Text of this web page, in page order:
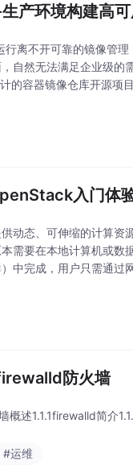
产环境构建高
行离不开可靠的镜像管
自然无法满足企业级
的容器镜像仓库开源项
入门体
动态、可伸缩的计算
需要在本地计算机或数
中完成，用户只需通过
防火墙
概述1.1.1firewalld简介
#运维